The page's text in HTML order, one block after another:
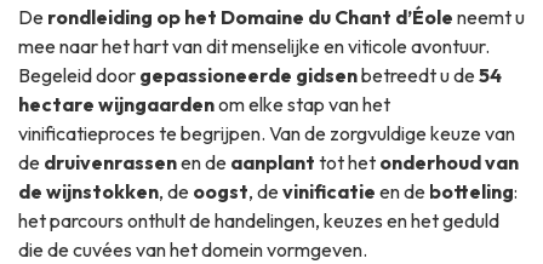
De rondleiding op het Domaine du Chant d’Éole neemt u
mee naar het hart van dit menselijke en viticole avontuur.
Begeleid door gepassioneerde gidsenbetreedt u de54
hectare wijngaardenom elke stap van het
vinificatieproces te begrijpen. Van de zorgvuldige keuze van
de druivenrassenen de aanplant tot het onderhoud van
de wijnstokken, de oogst, devinificatie en de botteling:
het parcours onthult de handelingen, keuzes en het geduld
die de cuvées van het domein vormgeven.